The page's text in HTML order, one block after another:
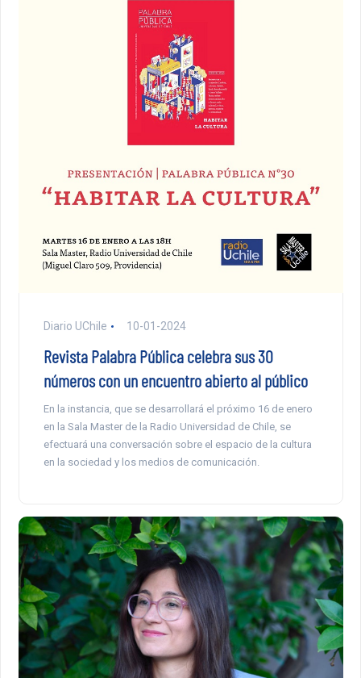
Diario UChile 10-01-2024
Revista Palabra Pública celebra sus 30
números con un encuentro abierto al público
En la instancia, que se desarrollará el próximo 16 de enero
en la Sala Master de la Radio Universidad de Chile, se
efectuará una conversación sobre el espacio de la cultura
en la sociedad y los medios de comunicación.